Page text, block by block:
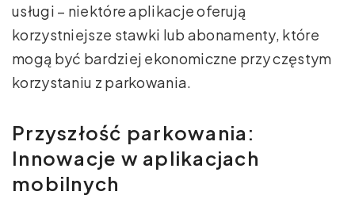
usługi – niektóre aplikacje oferują
korzystniejsze stawki lub abonamenty, które
mogą być bardziej ekonomiczne przy częstym
korzystaniu z parkowania.
Przyszłość parkowania:
Innowacje w aplikacjach
mobilnych